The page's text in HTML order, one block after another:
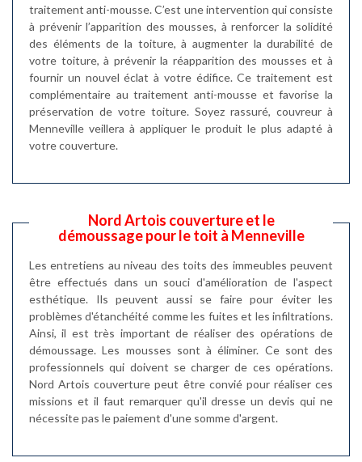
traitement anti-mousse. C’est une intervention qui consiste
à prévenir l’apparition des mousses, à renforcer la solidité
des éléments de la toiture, à augmenter la durabilité de
votre toiture, à prévenir la réapparition des mousses et à
fournir un nouvel éclat à votre édifice. Ce traitement est
complémentaire au traitement anti-mousse et favorise la
préservation de votre toiture. Soyez rassuré, couvreur à
Menneville veillera à appliquer le produit le plus adapté à
votre couverture.
Nord Artois couverture et le
démoussage pour le toit à Menneville
Les entretiens au niveau des toits des immeubles peuvent
être effectués dans un souci d'amélioration de l'aspect
esthétique. Ils peuvent aussi se faire pour éviter les
problèmes d'étanchéité comme les fuites et les infiltrations.
Ainsi, il est très important de réaliser des opérations de
démoussage. Les mousses sont à éliminer. Ce sont des
professionnels qui doivent se charger de ces opérations.
Nord Artois couverture peut être convié pour réaliser ces
missions et il faut remarquer qu'il dresse un devis qui ne
nécessite pas le paiement d'une somme d'argent.